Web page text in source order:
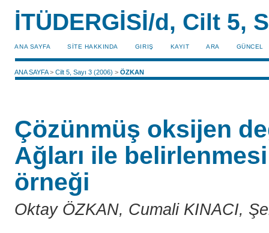
İTÜDERGİSİ/d, Cilt 5,
ANA SAYFA SİTE HAKKINDA GIRIŞ KAYIT ARA GÜNCEL
ANA SAYFA>Cilt 5, Sayı 3 (2006) >ÖZKAN
Çözünmüş oksijen
Ağları ile
örneği
Oktay ÖZKAN, Cumali KINACI,